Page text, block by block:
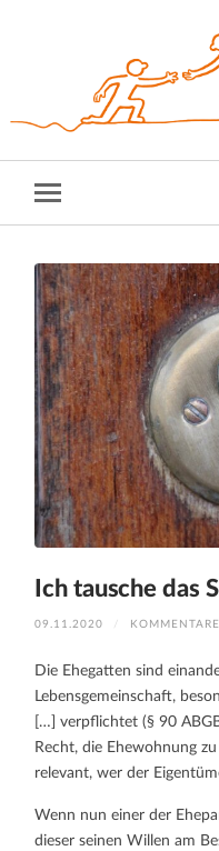
Ich tausche das
09.11.2020 /
Die Ehegatten sind
Lebensgemeinschaft,
[…] verpflichtet (§ 90
Recht, die Ehewohnung
relevant, wer der
Wenn nun einer der
dieser seinen Willen am